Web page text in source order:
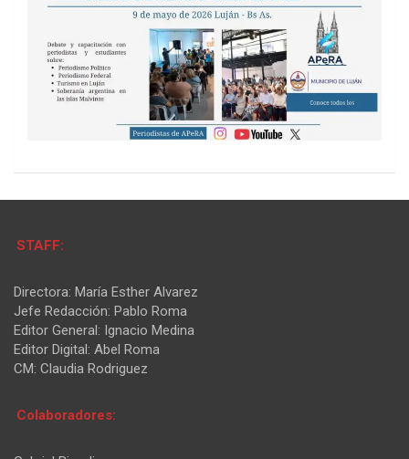
STAFF:
Directora: María Esther Alvarez
Jefe Redacción: Pablo Roma
Editor General: Ignacio Medina
Editor Digital: Abel Roma
CM: Claudia Rodriguez
Colaboradores: